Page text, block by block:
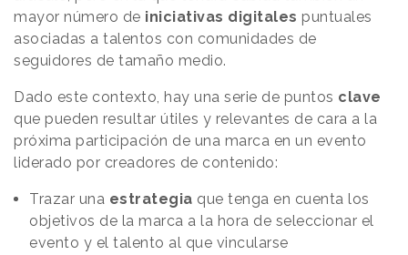
mayor número de iniciativas digitales puntuales
asociadas a talentos con comunidades de
seguidores de tamaño medio.
Dado este contexto, hay una serie de puntos clave
que pueden resultar útiles y relevantes de cara a la
próxima participación de una marca en un evento
liderado por creadores de contenido:
Trazar una estrategia que tenga en cuenta los
objetivos de la marca a la hora de seleccionar el
evento y el talento al que vincularse